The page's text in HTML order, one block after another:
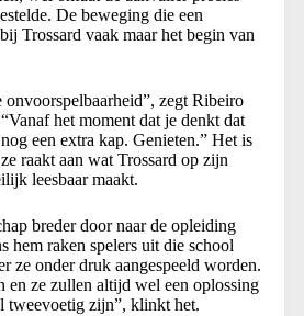
De beweging die een
Trossard vaak maar het begin van
zegt Ribeiro
het moment dat je denkt dat
een extra kap. Genieten.” Het is
raakt aan wat Trossard op zijn
leesbaar maakt.
breder door naar de opleiding
hem raken spelers uit die school
ze onder druk aangespeeld worden.
en ze zullen altijd wel een oplossing
tweevoetig zijn”, klinkt het.